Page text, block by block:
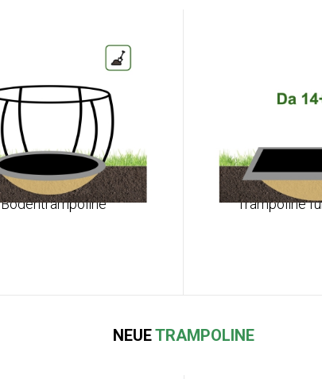
Bodentrampoline Trampoline
NEUETRAMPOLINE